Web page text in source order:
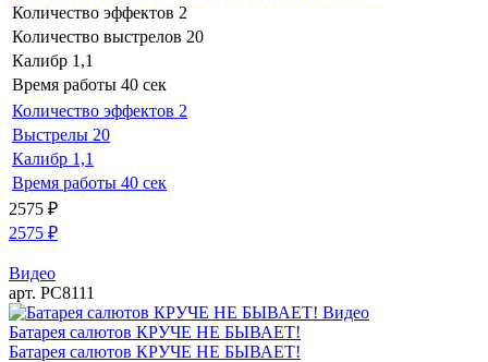
Количество эффектов 2
Количество выстрелов 20
Калибр 1,1
Время работы 40 сек
Количество эффектов 2
Выстрелы 20
Калибр 1,1
Время работы 40 сек
2575 ₽
2575 ₽
Видео
арт. РС8111
Видео
Батарея салютов КРУЧЕ НЕ БЫВАЕТ!
Батарея салютов КРУЧЕ НЕ БЫВАЕТ!